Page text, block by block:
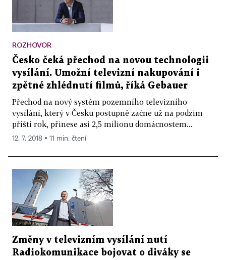
ROZHOVOR
Česko čeká přechod na novou technologii
vysílání. Umožní televizní nakupování i
zpětné zhlédnutí filmů, říká Gebauer
Přechod na nový systém pozemního televizního
vysílání, který v Česku postupně začne už na podzim
příští rok, přinese asi 2,5 milionu domácnostem...
12. 7. 2018 ▪ 11 min. čtení
Změny v televizním vysílání nutí
Radiokomunikace bojovat o diváky se